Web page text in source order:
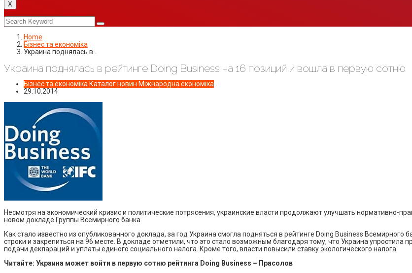
X
Home
Бізнес та економіка
Украина поднялась в…
Украина поднялась в рейтинге Doing Business на 16 позиций и вошла в первую сотню
Бізнес та економіка Каталог новин Міжнародна економіка
29.10.2014
Несмотря на экономический кризис и политические потрясения, украинские власти продолжают улучшать нормативно-
новом докладе Группы Всемирного банка.
Как стало известно из опубликованного доклада, за год Украина смогла подняться в рейтинге Doing Business
строки и закрепиться на 96 месте. В докладе отметили, что это стало возможным благодаря тому, что Украина упростила
подачи деклараций и уплаты единого социального налога. Кроме того, власти повысили ставку экологического налога.
Читайте: Украина может войти в первую сотню рейтинга Doing Business – Прасолов